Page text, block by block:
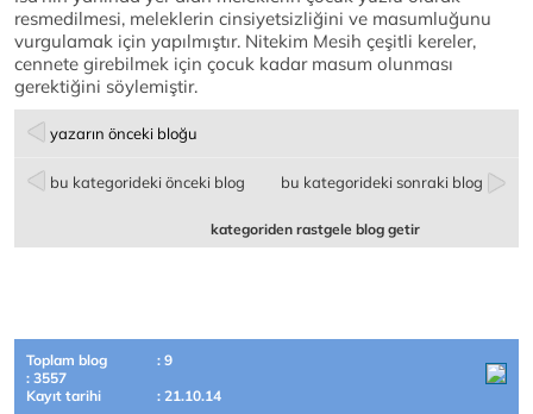
resmedilmesi, meleklerin cinsiyetsizliğini ve masumluğunu
vurgulamak için yapılmıştır. Nitekim Mesih çeşitli kereler,
cennete girebilmek için çocuk kadar masum olunması
gerektiğini söylemiştir.
yazarın önceki bloğu
bu kategorideki önceki blog bu kategorideki sonraki blog
kategoriden rastgele blog getir
Toplam blog
: 9
: 3557
Kayıt tarihi
: 21.10.14